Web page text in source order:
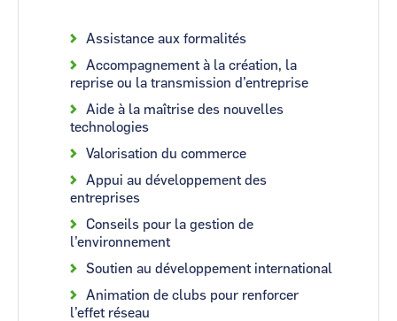
Assistance aux formalités
Accompagnement à la création, la
reprise ou la transmission d’entreprise
Aide à la maîtrise des nouvelles
technologies
Valorisation du commerce
Appui au développement des
entreprises
Conseils pour la gestion de
l’environnement
Soutien au développement international
Animation de clubs pour renforcer
l’effet réseau